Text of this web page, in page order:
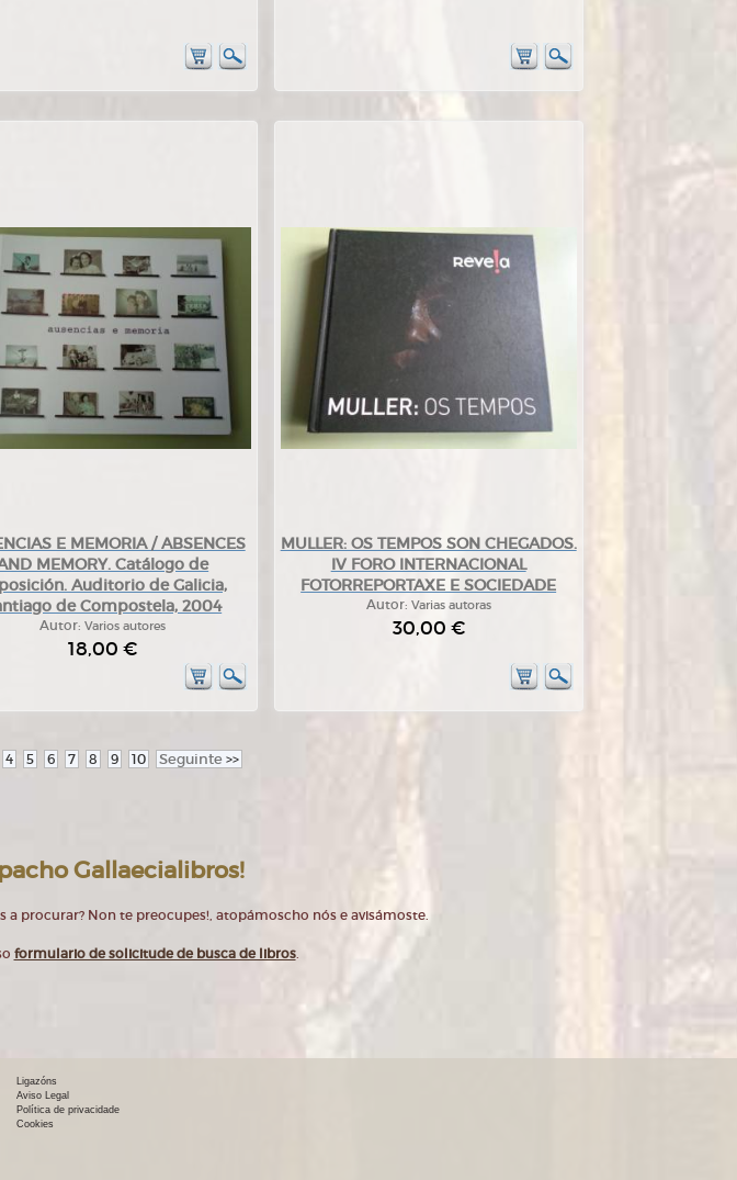
E MEMORIA / ABSENCES
MEMORY. Catálogo de
Auditorio de Galicia,
de Compostela, 2004
Autor:Varios autores
18,00 €
MULLER: OS TEMPOS SON CHEGADOS.
IV FORO INTERNACIONAL
FOTORREPORTAXE E SOCIEDADE
Autor: Varias autoras
30,00 €
4 5 6 7 8 9 10 Seguinte >>
Gallaecialibros!
a procurar? Non te preocupes!, atopámoscho nós e avisámoste.
formulario de solicitude de busca de libros.
Ligazóns
Aviso Legal
Política de privacidade
Cookies